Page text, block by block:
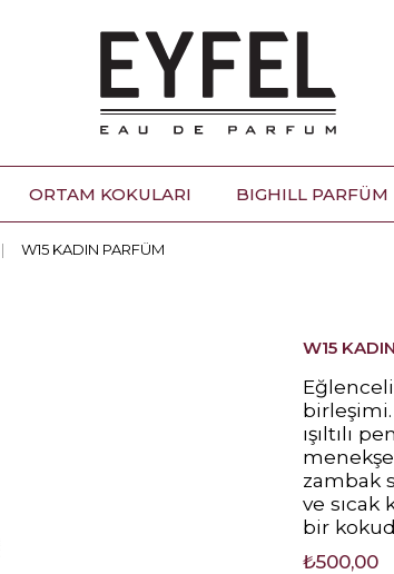
ORTAM KOKULARI BIGHILL PARFÜM
W15 KADIN PARFÜM
W15
ışıltılı
zambak
ve sıcak
bir
₺500,00